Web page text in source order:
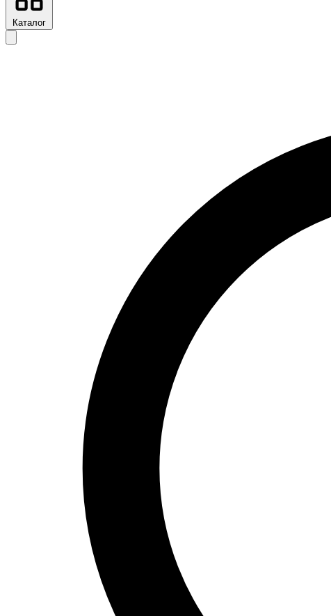
Каталог